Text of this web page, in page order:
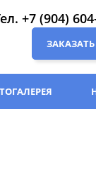
+7 (904)